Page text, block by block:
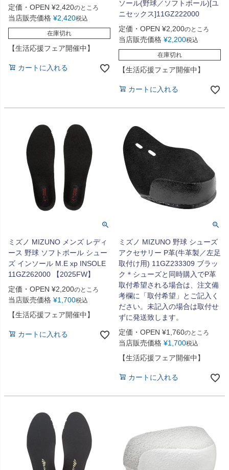
定価・OPEN ¥2,420のところ
当店販売価格 ¥2,420税込
在庫切れ
【生活応援フェア開催中】
カートに入れる
ソール(野球／ソフトボール)[ユ
ニセックス]11GZ222000
定価・OPEN ¥2,200のところ
当店販売価格 ¥2,200税込
在庫切れ
【生活応援フェア開催中】
カートに入れる
ミズノ MIZUNO メンズ レディ
ース 野球 ソフトボール シュー
ズ インソール M.E xp INSOLE
11GZ262000 【2025FW】
定価・OPEN ¥2,200のところ
当店販売価格 ¥1,700税込
【生活応援フェア開催中】
カートに入れる
ミズノ MIZUNO 野球 シューズ
アクセサリー P革(牛革製／左足
取付け用) 11GZ233309 ブラッ
ク＊シューズと同時購入でP革
取付希望される場合は、注文備
考欄に「取付希望」とご記入く
ださい。未記入の場合は取付せ
ずに発送致します。
定価・OPEN ¥1,760のところ
当店販売価格 ¥1,700税込
【生活応援フェア開催中】
カートに入れる